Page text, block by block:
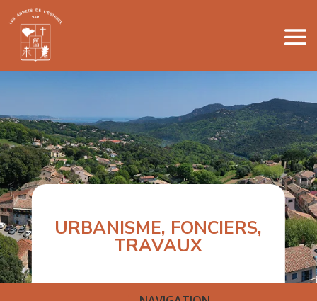
URBANISME, FONCIERS,
TRAVAUX